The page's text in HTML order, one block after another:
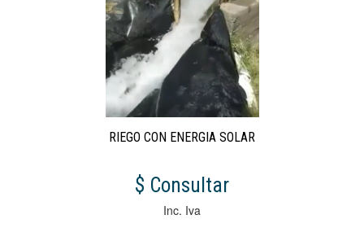
RIEGO CON ENERGIA SOLAR
$ Consultar
Inc. Iva